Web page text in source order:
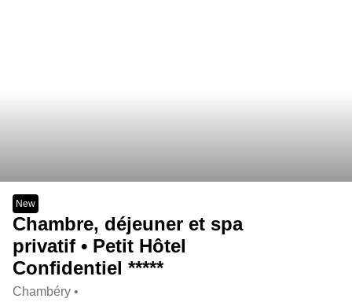
New
Chambre, déjeuner et spa
privatif • Petit Hôtel
Confidentiel *****
Chambéry •